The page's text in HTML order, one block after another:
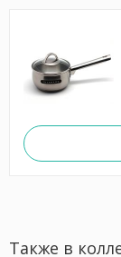
Также в